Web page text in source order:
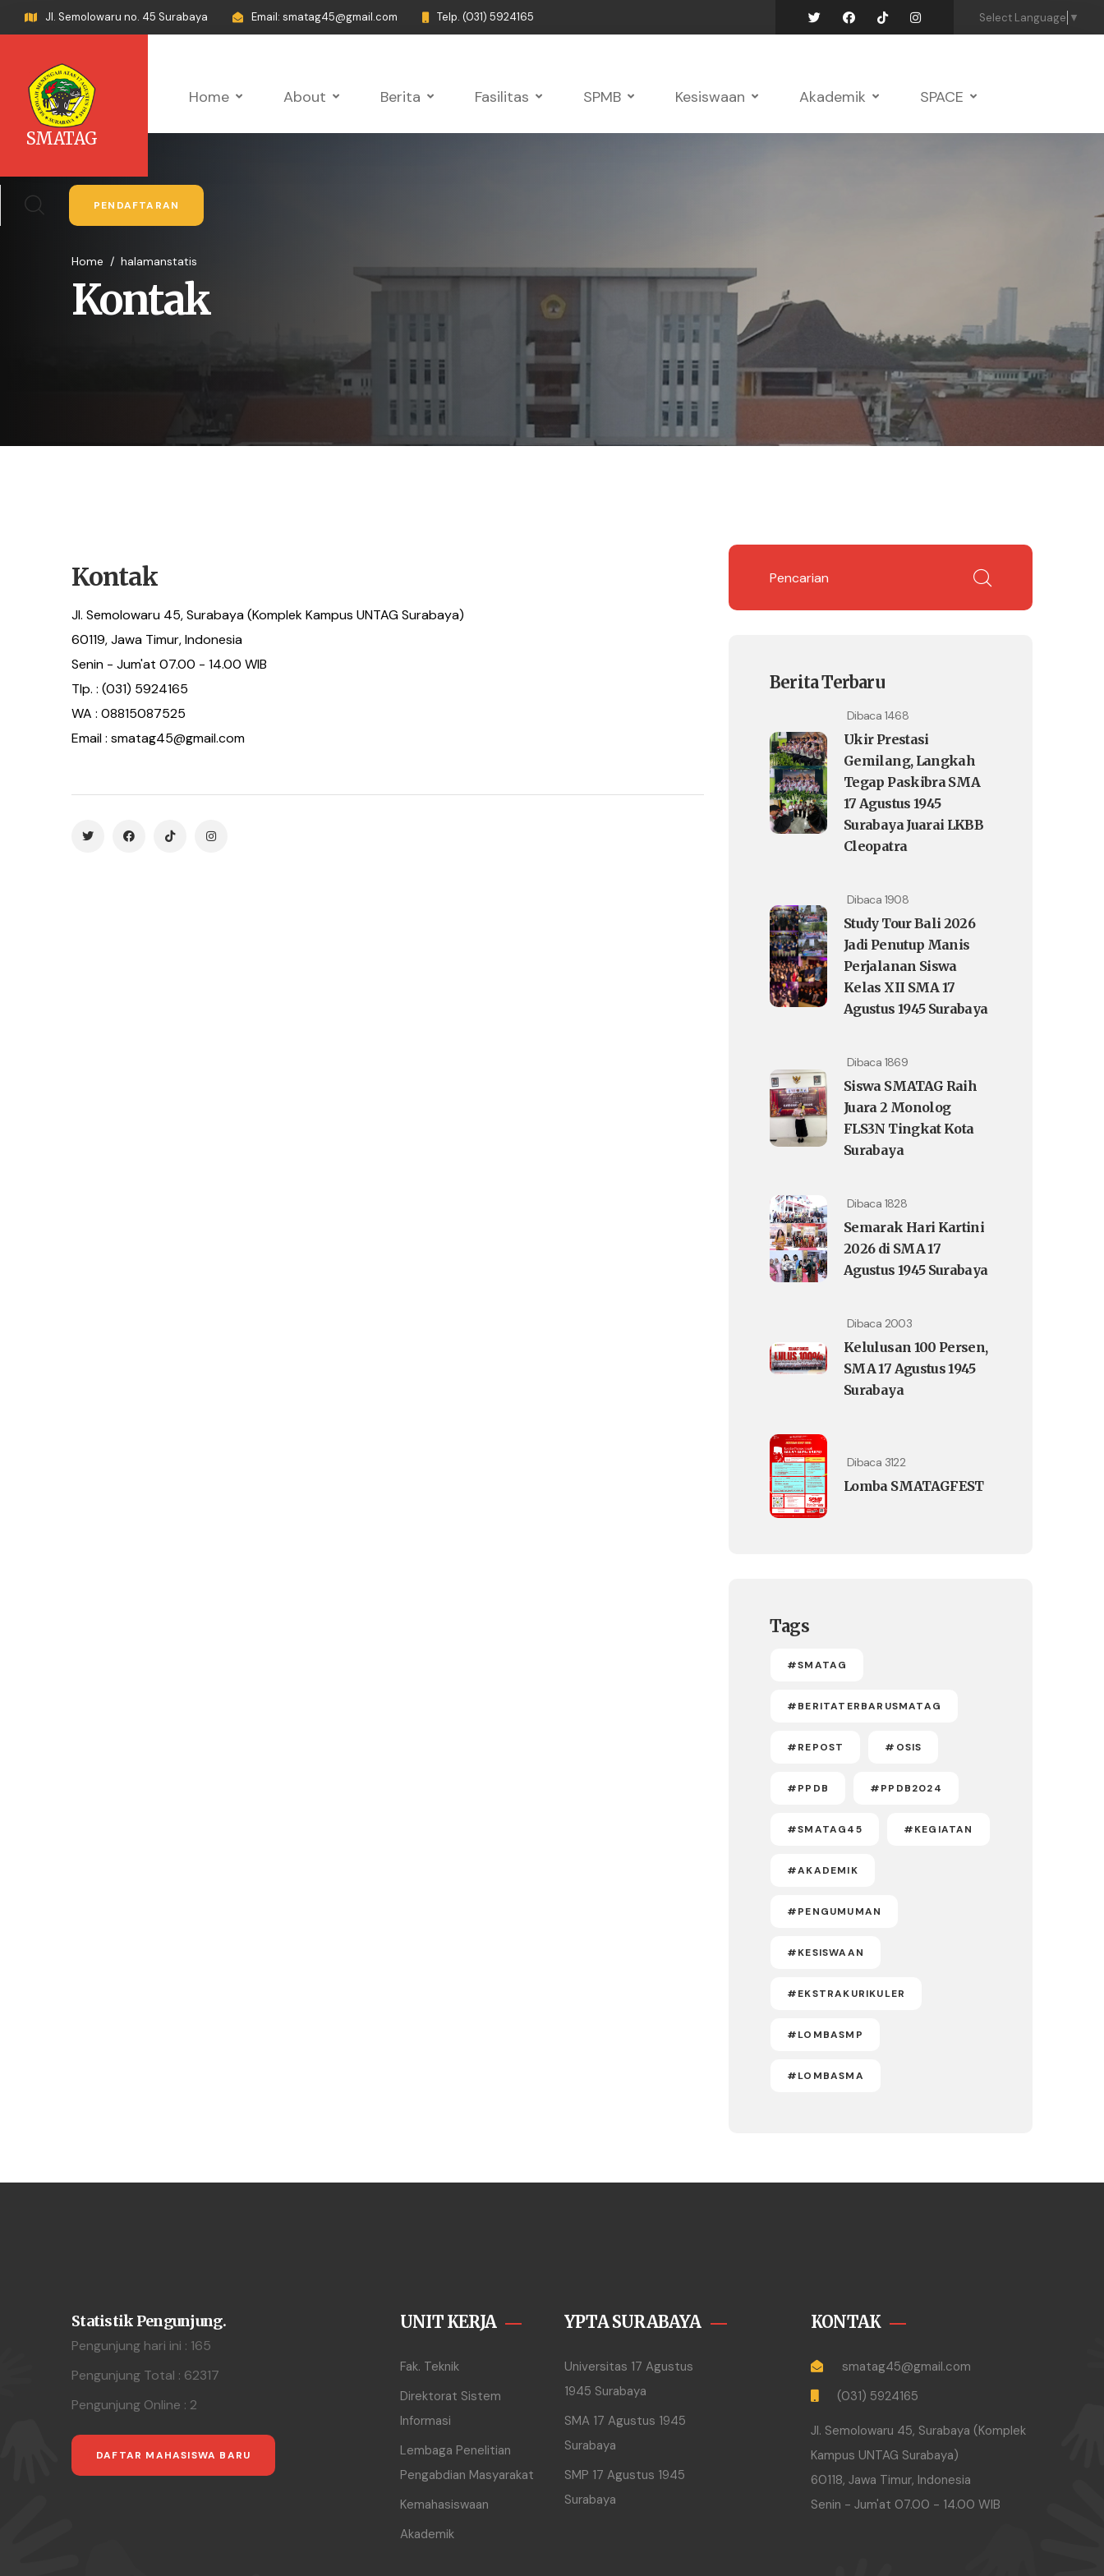
Jl. Semolowaru no. 45 Surabaya Email: smatag45@gmail.com Telp. (031) 5924165 Select Language ▼
SMATAG
Home About Berita Fasilitas SPMB Kesiswaan Akademik SPACE
PENDAFTARAN
Home / halamanstatis
Kontak
Kontak
Jl. Semolowaru 45, Surabaya (Komplek Kampus UNTAG Surabaya)
60119, Jawa Timur, Indonesia
Senin - Jum'at 07.00 - 14.00 WIB
Tlp. : (031) 5924165
WA : 08815087525
Email : smatag45@gmail.com
Berita Terbaru
Dibaca 1468
Ukir Prestasi
Gemilang, Langkah
Tegap Paskibra SMA
17 Agustus 1945
Surabaya Juarai LKBB
Cleopatra
Dibaca 1908
Study Tour Bali 2026
Jadi Penutup Manis
Perjalanan Siswa
Kelas XII SMA 17
Agustus 1945 Surabaya
Dibaca 1869
Siswa SMATAG Raih
Juara 2 Monolog
FLS3N Tingkat Kota
Surabaya
Dibaca 1828
Semarak Hari Kartini
2026 di SMA 17
Agustus 1945 Surabaya
Dibaca 2003
Kelulusan 100 Persen,
SMA 17 Agustus 1945
Surabaya
Dibaca 3122
Lomba SMATAGFEST
Tags
#SMATAG
#BERITATERBARUSMATAG
#REPOST #OSIS
#PPDB #PPDB2024
#SMATAG45 #KEGIATAN
#AKADEMIK
#PENGUMUMAN
#KESISWAAN
#EKSTRAKURIKULER
#LOMBASMP
#LOMBASMA
Statistik Pengunjung.
Pengunjung hari ini : 165
Pengunjung Total : 62317
Pengunjung Online : 2
DAFTAR MAHASISWA BARU
UNIT KERJA
Fak. Teknik
Direktorat Sistem
Informasi
Lembaga Penelitian
Pengabdian Masyarakat
Kemahasiswaan
Akademik
YPTA SURABAYA
Universitas 17 Agustus
1945 Surabaya
SMA 17 Agustus 1945
Surabaya
SMP 17 Agustus 1945
Surabaya
KONTAK
smatag45@gmail.com
(031) 5924165
Jl. Semolowaru 45, Surabaya (Komplek
Kampus UNTAG Surabaya)
60118, Jawa Timur, Indonesia
Senin - Jum'at 07.00 - 14.00 WIB